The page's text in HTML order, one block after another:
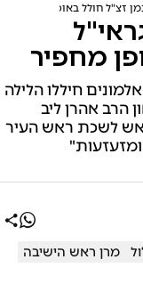
זצ"ל חולל באופן מחפיר
מחפיר
חיללו הלילה
הרב אהרן ליב
לשכת ראש העיר
מרן ראש הישיבה